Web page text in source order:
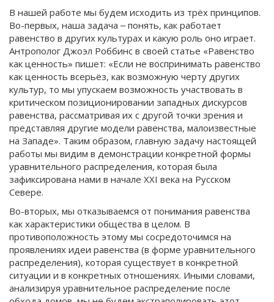
В нашей работе мы будем исходить из трёх принципов.
Во-первых, наша задача ‒ понять, как работает
равенство в других культурах и какую роль оно играет.
Антрополог Джоэл Роббинс в своей статье «Равенство
как ценность» пишет: «Если не воспринимать равенство
как ценность всерьёз, как возможную черту других
культур, то мы упускаем возможность участвовать в
критическом позиционировании западных дискурсов
равенства, рассматривая их с другой точки зрения и
представляя другие модели равенства, малоизвестные
на Западе». Таким образом, главную задачу настоящей
работы мы видим в демонстрации конкретной формы
уравнительного распределения, которая была
зафиксирована нами в начале XXI века на Русском
Севере.
Во-вторых, мы отказываемся от понимания равенства
как характеристики общества в целом. В
противоположность этому мы сосредоточимся на
проявлениях идеи равенства (в форме уравнительного
распределения), которая существует в конкретной
ситуации и в конкретных отношениях. Иными словами,
анализируя уравнительное распределение после